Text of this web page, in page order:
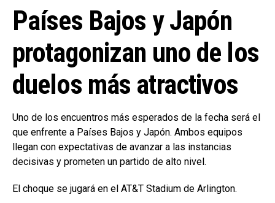
Países Bajos y Japón
protagonizan uno de los
duelos más atractivos
Uno de los encuentros más esperados de la fecha será el
que enfrente a Países Bajos y Japón. Ambos equipos
llegan con expectativas de avanzar a las instancias
decisivas y prometen un partido de alto nivel.
El choque se jugará en el AT&T Stadium de Arlington.